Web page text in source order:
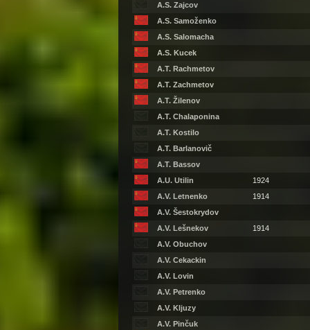
A.S. Zajcov
A.S. Samoženko
A.S. Salomacha
A.S. Kucek
A.T. Rachmetov
A.T. Zachmetov
A.T. Žilenov
A.T. Chalaponina
A.T. Kostilo
A.T. Barlanovič
A.T. Bassov
A.U. Utilin
1924
A.V. Letnenko
1914
A.V. Šestokrydov
A.V. Lešnekov
1914
A.V. Obuchov
A.V. Cekackin
A.V. Lovin
A.V. Petrenko
A.V. Kljuzy
A.V. Pinčuk